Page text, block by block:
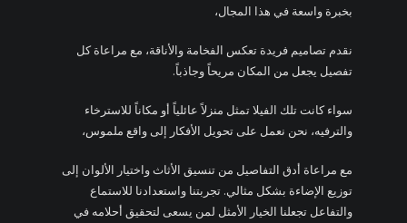
بخبرة واسعة في هذا المجال،
نقدم تصاميم فريدة تعكس الفخامة والأناقة، مع مراعاة كل
تفصيل يجعل من المكان مريحاً وجاذباً.
سواء كانت تلك الفيلا تمثل منزلاً عائلياً أو مكاناً للاسترخاء
والترفيه، نحن نعمل على تحويل الأفكار إلى واقع ملموس،
مع مراعاة أدق التفاصيل من تنسيق الأثاث واختيار الألوان إلى
توزيع الإضاءة بشكل مثالي. تجربتنا واستعدادنا للاستماع
والتفاعل تجعلنا الخيار الأمثل لمن يسعى لتحقيق أحلامه في